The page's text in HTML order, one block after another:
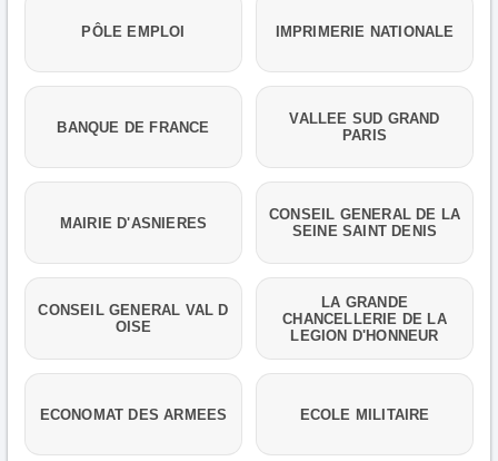
PÔLE EMPLOI IMPRIMERIE NATIONALE
BANQUE DE FRANCE
VALLEE SUD GRAND
PARIS
MAIRIE D'ASNIERES
CONSEIL GENERAL DE LA
SEINE SAINT DENIS
CONSEIL GENERAL VAL D
OISE
LA GRANDE
CHANCELLERIE DE LA
LEGION D'HONNEUR
ECONOMAT DES ARMEES ECOLE MILITAIRE